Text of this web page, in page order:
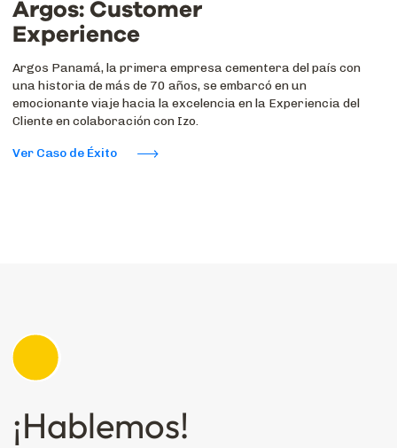
Argos: Customer
Experience
Argos Panamá, la primera empresa cementera del país con
una historia de más de 70 años, se embarcó en un
emocionante viaje hacia la excelencia en la Experiencia del
Cliente en colaboración con Izo.
Ver Caso de Éxito
¡Hablemos!